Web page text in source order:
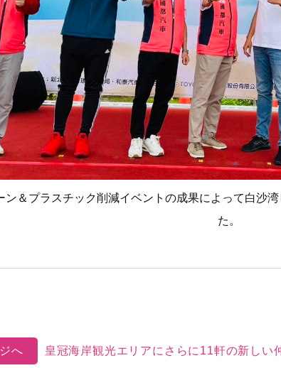
ン＆プラスチック削減イベントの成果によって白沙
た。
へ 皇冠海岸観光エリアにさらに11軒の新しい仲間